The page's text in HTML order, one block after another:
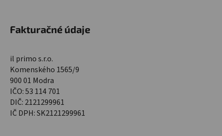
Fakturačné údaje
il primo s.r.o.
Komenského 1565/9
900 01 Modra
IČO: 53 114 701
DIČ: 2121299961
IČ DPH: SK2121299961